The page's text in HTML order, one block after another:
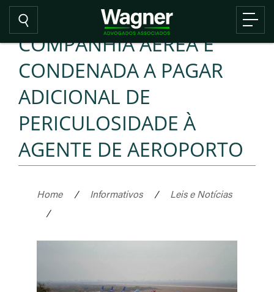
COMPANHIA AÉREA É
CONDENADA A PAGAR
ADICIONAL DE
PERICULOSIDADE À
AGENTE DE AEROPORTO
Home / Informativos /
Leis e Notícias
/